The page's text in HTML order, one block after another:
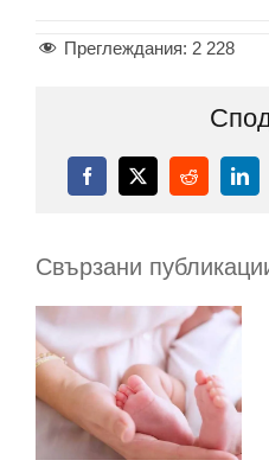
Преглеждания: 2 228
Facebook
X Reddit
Свързани